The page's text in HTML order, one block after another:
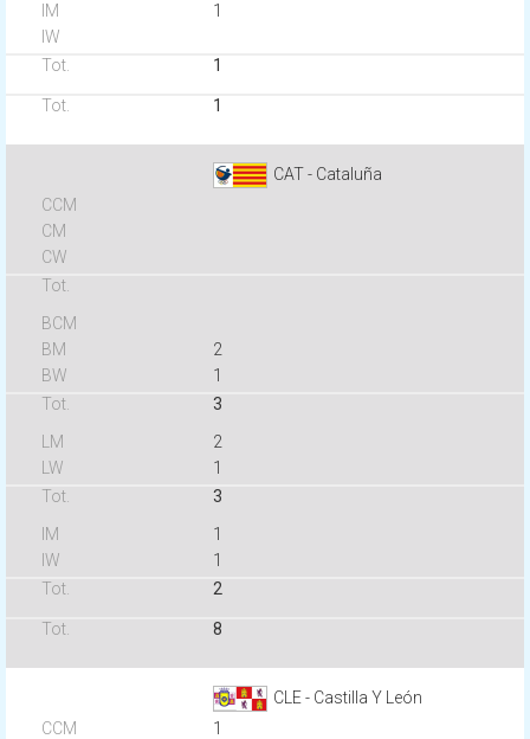
1
1
1
CAT - Cataluña
2
1
3
2
1
3
1
1
2
8
CLE - Castilla Y León
1